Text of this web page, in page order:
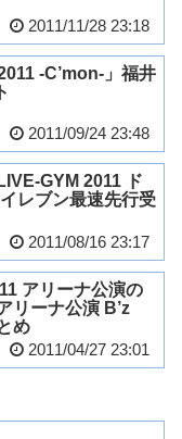
2011/11/28 23:18
-C’mon-」福井
2011/09/24 23:48
GYM 2011 ド
レブン最速先行受
2011/08/16 23:17
アリーナ公演の
リーナ公演 B’z
め
2011/04/27 23:01